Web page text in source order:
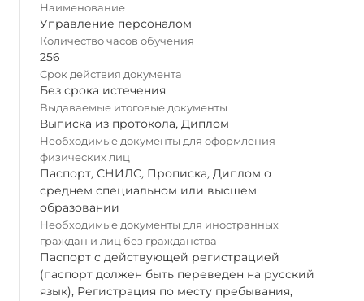
Наименование
Управление персоналом
Количество часов обучения
256
Срок действия документа
Без срока истечения
Выдаваемые итоговые документы
Выписка из протокола, Диплом
Необходимые документы для оформления
физических лиц
Паспорт, СНИЛС, Прописка, Диплом о
среднем специальном или высшем
образовании
Необходимые документы для иностранных
граждан и лиц без гражданства
Паспорт с действующей регистрацией
(паспорт должен быть переведен на русский
язык), Регистрация по месту пребывания,